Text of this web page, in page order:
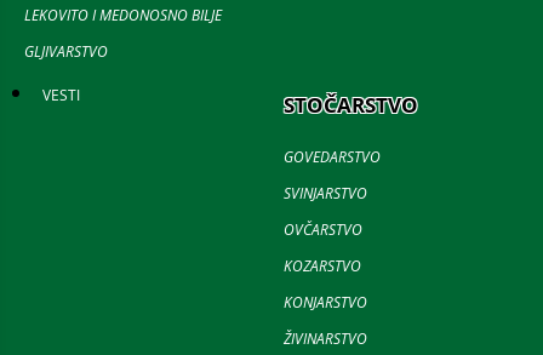
LEKOVITO I MEDONOSNO BILJE
GLJIVARSTVO
VESTI STOČARSTVO
GOVEDARSTVO
SVINJARSTVO
OVČARSTVO
KOZARSTVO
KONJARSTVO
ŽIVINARSTVO